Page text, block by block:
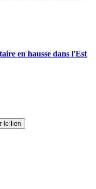
en hausse dans l'Est
le lien